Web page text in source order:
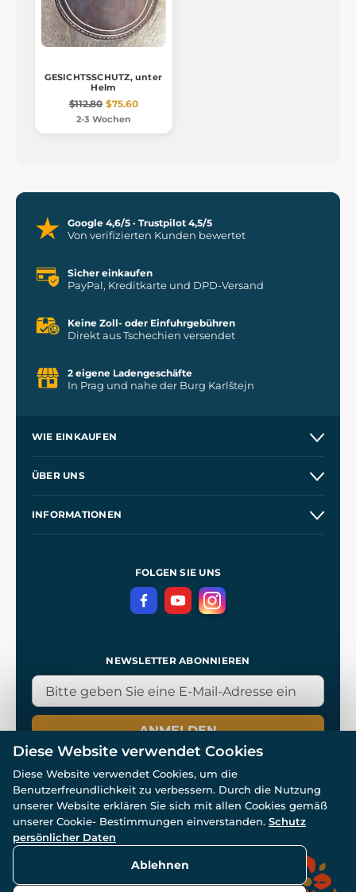
GESICHTSSCHUTZ, unter
Helm
$112.80 $75.60
2-3 Wochen
Google 4,6/5 · Trustpilot 4,5/5
Von verifizierten Kunden bewertet
Sicher einkaufen
PayPal, Kreditkarte und DPD-Versand
Keine Zoll- oder Einfuhrgebühren
Direkt aus Tschechien versendet
2 eigene Ladengeschäfte
In Prag und nahe der Burg Karlštejn
WIE EINKAUFEN
Kontakt
ÜBER UNS
INFORMATIONEN
DatenschutzerklärungFOLGEN SIE UNS
NEWSLETTER ABONNIEREN
ANMELDEN
© Alle Rechte vorbehalten. www.wulflund.de 2007-2026.
Powered by
Diese Website verwendet Cookies
Diese Website verwendet Cookies, um die
Benutzerfreundlichkeit zu verbessern. Durch die Nutzung
unserer Website erklären Sie sich mit allen Cookies gemäß
unserer Cookie- Bestimmungen einverstanden. Schutz
persönlicher Daten
Ablehnen